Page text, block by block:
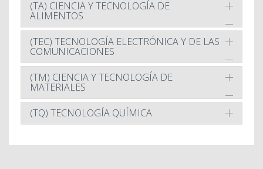
(TA) CIENCIA Y TECNOLOGÍA DE
ALIMENTOS
(TEC) TECNOLOGÍA ELECTRÓNICA Y DE LAS
COMUNICACIONES
(TM) CIENCIA Y TECNOLOGÍA DE
MATERIALES
(TQ) TECNOLOGÍA QUÍMICA